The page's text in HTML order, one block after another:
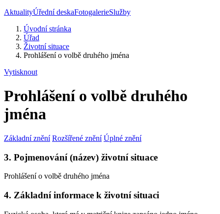
AktualityÚřední deskaFotogalerieSlužby
Úvodní stránka
Úřad
Životní situace
Prohlášení o volbě druhého jména
Vytisknout
Prohlášení o volbě druhého
jména
Základní znění Rozšířené znění Úplné znění
3. Pojmenování (název) životní situace
Prohlášení o volbě druhého jména
4. Základní informace k životní situaci